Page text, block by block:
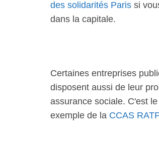
des solidarités Paris si
dans la capitale.
Certaines entreprises
disposent aussi de leur
assurance sociale. C'est
exemple de la CCAS RATP